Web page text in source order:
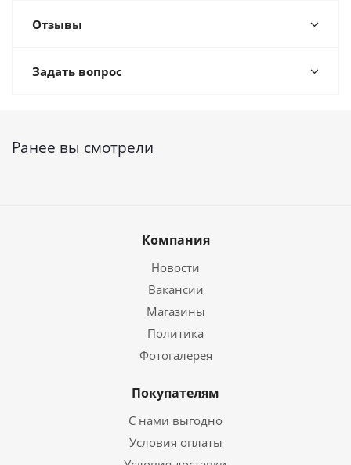
Отзывы
Задать вопрос
Ранее вы смотрели
Компания
Новости
Вакансии
Магазины
Политика
Фотогалерея
Покупателям
С нами выгодно
Условия оплаты